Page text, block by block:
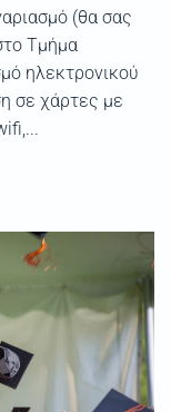
(θα σας
Τμήμα
ηλεκτρονικού
σε χάρτες με